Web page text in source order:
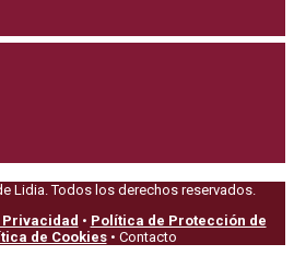
Lidia. Todos los derechos reservados.
• Política de Protección de
de Cookies• Contacto